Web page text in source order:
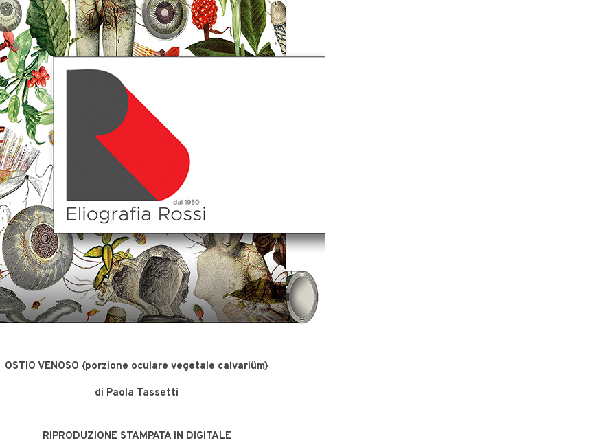
OSTIO VENOSO {porzione oculare vegetale calvariüm}
di Paola Tassetti
RIPRODUZIONE STAMPATA IN DIGITALE